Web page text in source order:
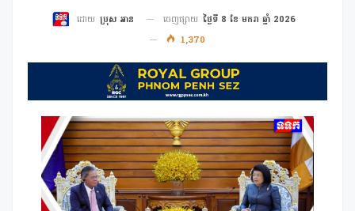
ដោយ ប្រុស អាន ចេញផ្សាយ ថ្ងៃទី 8 ខែ មករា ឆ្នាំ 2026
1,370